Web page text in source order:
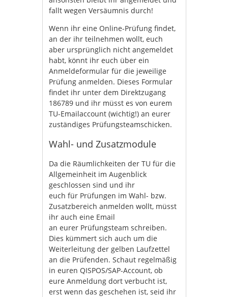
fallt wegen Versäumnis durch!
Wenn ihr eine Online-Prüfung findet,
an der ihr teilnehmen wollt, euch
aber ursprünglich nicht angemeldet
habt, könnt ihr euch über ein
Anmeldeformular für die jeweilige
Prüfung anmelden. Dieses Formular
findet ihr unter dem Direktzugang
186789 und ihr müsst es von eurem
TU-Emailaccount (wichtig!) an eurer
zuständiges Prüfungsteamschicken.
Wahl- und Zusatzmodule
Da die Räumlichkeiten der TU für die
Allgemeinheit im Augenblick
geschlossen sind und ihr
euch für Prüfungen im Wahl- bzw.
Zusatzbereich anmelden wollt, müsst
ihr auch eine Email
an eurer Prüfungsteam schreiben.
Dies kümmert sich auch um die
Weiterleitung der gelben Laufzettel
an die Prüfenden. Schaut regelmäßig
in euren QISPOS/SAP-Account, ob
eure Anmeldung dort verbucht ist,
erst wenn das geschehen ist, seid ihr